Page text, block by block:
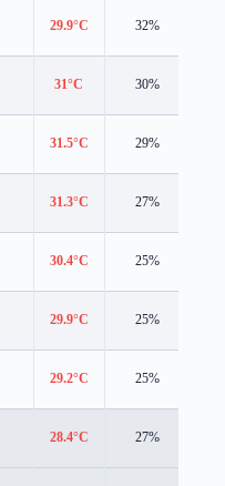
29.9°C 32%
31°C 30%
31.5°C 29%
31.3°C 27%
30.4°C 25%
29.9°C 25%
29.2°C 25%
28.4°C 27%